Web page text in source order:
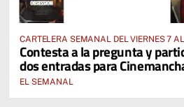
CARTELERA SEMANAL DEL VIERNES 7
2026
Contesta a la pregunta y
dos entradas para
EL SEMANAL